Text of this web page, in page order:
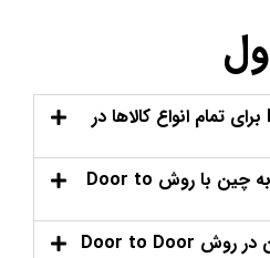
آیا روش Door to Door برای تمام انواع کالاها در
مدت زمان حمل از ایران به چین با روش Door to
آیا هزینه‌های گمرکی چین در روش Door to Door